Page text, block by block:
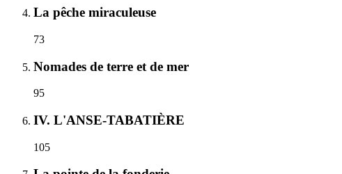
La pêche miraculeuse
73
Nomades de terre et de mer
95
IV. L'ANSE-TABATIÈRE
105